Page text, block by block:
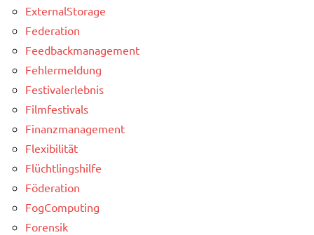
ExternalStorage
Federation
Feedbackmanagement
Fehlermeldung
Festivalerlebnis
Filmfestivals
Finanzmanagement
Flexibilität
Flüchtlingshilfe
Föderation
FogComputing
Forensik